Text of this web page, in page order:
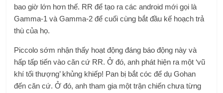
bao giờ lớn hơn thế. RR để tạo ra các android mới gọi là
Gamma-1 và Gamma-2 để cuối cùng bắt đầu kế hoạch trả
thù của họ.
Piccolo sớm nhận thấy hoạt động đáng báo động này và
hấp tấp tiến vào căn cứ RR. Ở đó, anh phát hiện ra một ‘vũ
khí tối thượng’ khủng khiếp! Pan bị bắt cóc để dụ Gohan
đến căn cứ. Ở đó, anh tham gia một trận chiến chưa từng